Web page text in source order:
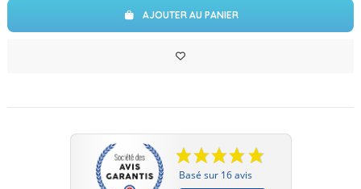
AJOUTER AU PANIER
Basé sur 16 avis